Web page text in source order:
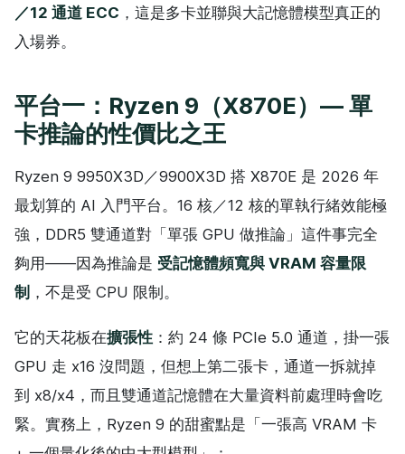
／12 通道 ECC ，這是多卡並聯與大記憶體模型真正的
入場券。
平台一：Ryzen 9（X870E）— 單
卡推論的性價比之王
Ryzen 9 9950X3D／9900X3D 搭 X870E 是 2026 年
最划算的 AI 入門平台。16 核／12 核的單執行緒效能極
強，DDR5 雙通道對「單張 GPU 做推論」這件事完全
夠用——因為推論是 受記憶體頻寬與 VRAM 容量限
制 ，不是受 CPU 限制。
它的天花板在擴張性 ：約 24 條 PCIe 5.0 通道，掛一張
GPU 走 x16 沒問題，但想上第二張卡，通道一拆就掉
到 x8/x4，而且雙通道記憶體在大量資料前處理時會吃
緊。實務上，Ryzen 9 的甜蜜點是「一張高 VRAM 卡